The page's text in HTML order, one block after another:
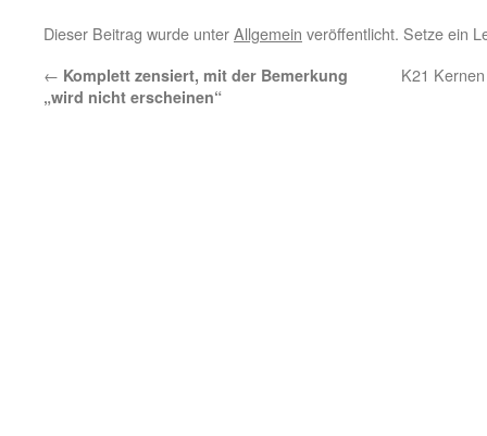
Dieser Beitrag wurde unterAllgemein veröffentlicht. Setze ein
← Komplett zensiert, mit der Bemerkung
„wird nicht erscheinen“
K21